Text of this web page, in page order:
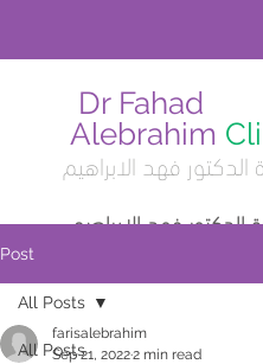
Dr Fahad
Alebrahim
الدكتور فهد الابراهيم
Post
All Posts
All Posts
farisalebrahim
Sep 21, 20222 min read